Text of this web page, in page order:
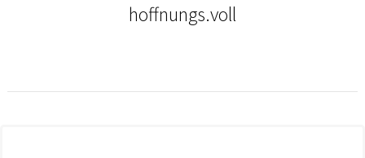
hoffnungs.voll